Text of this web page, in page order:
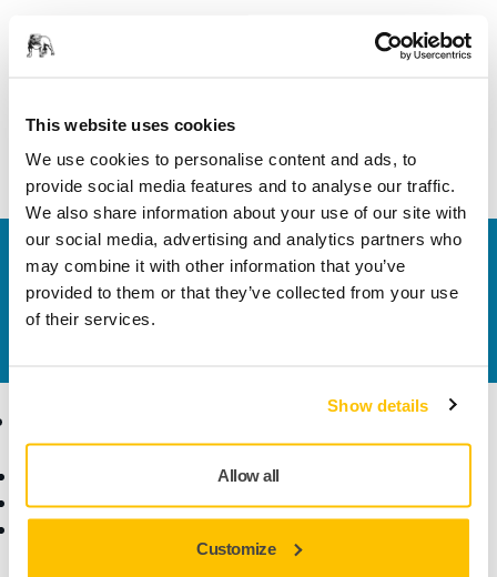
This website uses cookies
We use cookies to personalise content and ads, to
provide social media features and to analyse our traffic.
We also share information about your use of our site with
our social media, advertising and analytics partners who
may combine it with other information that you’ve
provided to them or that they’ve collected from your use
of their services.
Show details
Allow all
Customize
Alkalmas a
Vegye fel velünk a kapcsolatot
Szeretne többet tudni?Kérjük, vegye fel velünk a
kapcsolatot
Pormentes csiszolás
Iparágak
Alkalmazások